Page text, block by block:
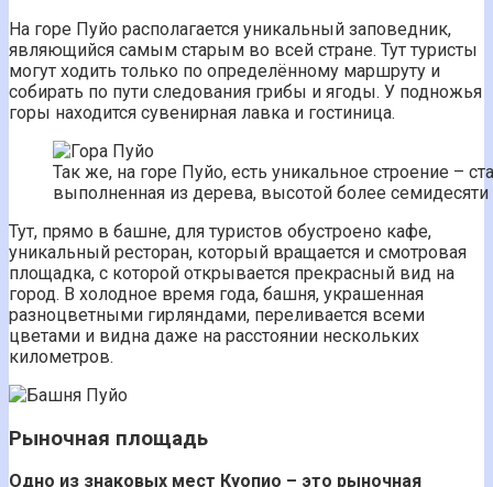
На горе Пуйо располагается уникальный заповедник,
являющийся самым старым во всей стране. Тут туристы
могут ходить только по определённому маршруту и
собирать по пути следования грибы и ягоды. У подножья
горы находится сувенирная лавка и гостиница.
Так же, на горе Пуйо, есть уникальное строение –
выполненная из дерева, высотой более
Тут, прямо в башне, для туристов обустроено кафе,
уникальный ресторан, который вращается и смотровая
площадка, с которой открывается прекрасный вид на
город. В холодное время года, башня, украшенная
разноцветными гирляндами, переливается всеми
цветами и видна даже на расстоянии нескольких
километров.
Рыночная площадь
Одно из знаковых мест Куопио – это рыночная